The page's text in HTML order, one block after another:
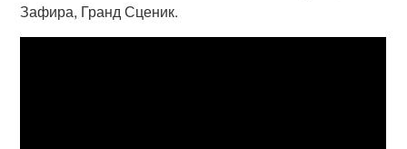
Зафира, Гранд Сценик.